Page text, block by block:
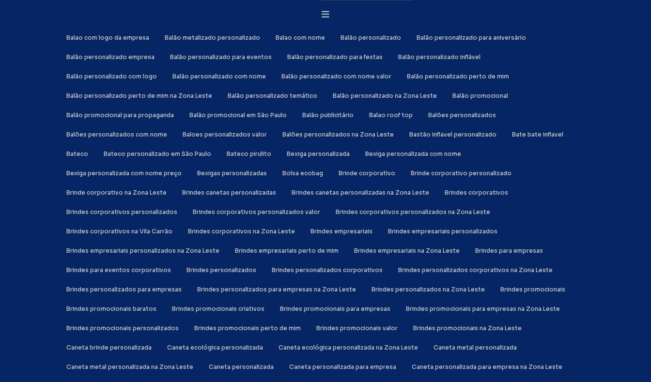
Balao com logo da empresa Balão metalizado personalizado Balao com nome Balão personalizado Balão personalizado para aniversário
Balão personalizado empresa Balão personalizado para eventos Balão personalizado para festas Balão personalizado inflável
Balão personalizado com logo Balão personalizado com nome Balão personalizado com nome valor Balão personalizado perto de mim
Balão personalizado perto de mim na Zona Leste Balão personalizado temático Balão personalizado na Zona Leste Balão promocional
Balão promocional para propaganda Balão promocional em São Paulo Balão publicitário Balao roof top Balões personalizados
Balões personalizados com nome Baloes personalizados valor Balões personalizados na Zona Leste Bastão inflavel personalizado Bate bate inflavel
Bateco Bateco personalizado em São Paulo Bateco pirulito Bexiga personalizada Bexiga personalizada com nome
Bexiga personalizada com nome preço Bexigas personalizadas Bolsa ecobag Brinde corporativo Brinde corporativo personalizado
Brinde corporativo na Zona Leste Brindes canetas personalizadas Brindes canetas personalizadas na Zona Leste Brindes corporativos
Brindes corporativos personalizados Brindes corporativos personalizados valor Brindes corporativos personalizados na Zona Leste
Brindes corporativos na Vila Carrão Brindes corporativos na Zona Leste Brindes empresariais Brindes empresariais personalizados
Brindes empresariais personalizados na Zona Leste Brindes empresariais perto de mim Brindes empresariais na Zona Leste Brindes para empresas
Brindes para eventos corporativos Brindes personalizados Brindes personalizados corporativos Brindes personalizados corporativos na Zona Leste
Brindes personalizados para empresas Brindes personalizados para empresas na Zona Leste Brindes personalizados na Zona Leste Brindes promocionais
Brindes promocionais baratos Brindes promocionais criativos Brindes promocionais para empresas Brindes promocionais para empresas na Zona Leste
Brindes promocionais personalizados Brindes promocionais perto de mim Brindes promocionais valor Brindes promocionais na Zona Leste
Caneta brinde personalizada Caneta ecológica personalizada Caneta ecológica personalizada na Zona Leste Caneta metal personalizada
Caneta metal personalizada na Zona Leste Caneta personalizada Caneta personalizada para empresa Caneta personalizada para empresa na Zona Leste